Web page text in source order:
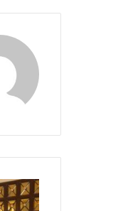
ت
غ